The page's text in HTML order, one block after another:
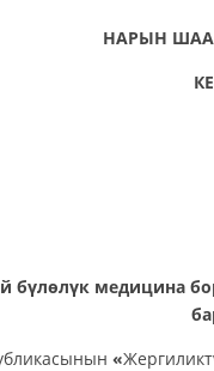
НАРЫН
бүлөлүк медицина
«